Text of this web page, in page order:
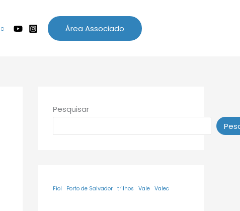
Área Associado
Pesquisar
Fiol Porto de Salvador trilhos Vale Valec